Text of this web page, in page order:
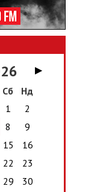
▶
Сб
Нд
1
2
8
9
15
16
22
23
29
30